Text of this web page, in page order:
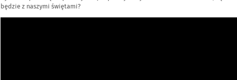
będzie z naszymi świętami?